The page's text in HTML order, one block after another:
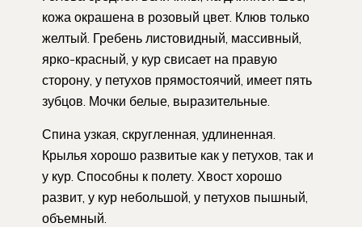
кожа окрашена в розовый цвет. Клюв только
желтый. Гребень листовидный, массивный,
ярко-красный, у кур свисает на правую
сторону, у петухов прямостоячий, имеет пять
зубцов. Мочки белые, выразительные.
Спина узкая, скругленная, удлиненная.
Крылья хорошо развитые как у петухов, так и
у кур. Способны к полету. Хвост хорошо
развит, у кур небольшой, у петухов пышный,
объемный.